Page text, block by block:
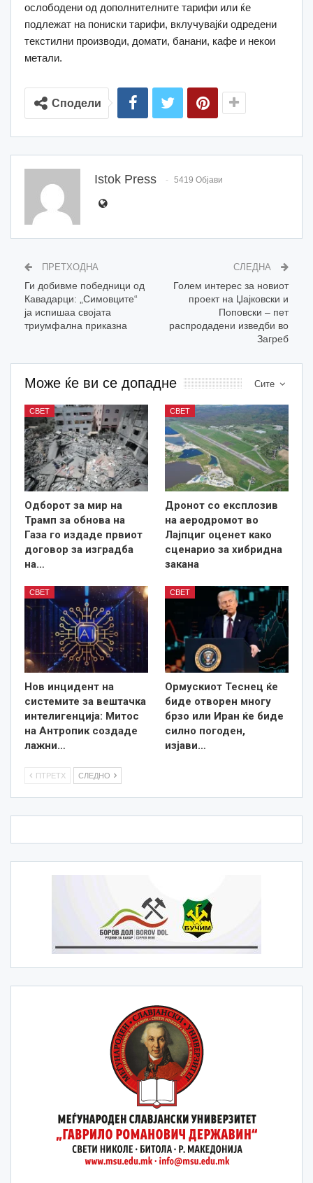
ослободени од дополнителните тарифи или ќе
подлежат на пониски тарифи, вклучувајќи одредени
текстилни производи, домати, банани, кафе и некои
метали.
Сподели
Istok Press 5419 Објави
ПРЕТХОДНА
Ги добивме победници од
Кавадарци: „Симовците“
ја испишаа својата
триумфална приказна
СЛЕДНА
Голем интерес за новиот
проект на Џајковски и
Поповски – пет
распродадени изведби во
Загреб
Сите
Може ќе ви се допадне
СВЕТ
Одборот за мир на
Трамп за обнова на
Газа го издаде првиот
договор за изградба
на…
СВЕТ
Дронот со експлозив
на аеродромот во
Лајпциг оценет како
сценарио за хибридна
закана
СВЕТ
Нов инцидент на
системите за вештачка
интелигенција: Митос
на Антропик создаде
лажни…
СВЕТ
Ормускиот Теснец ќе
биде отворен многу
брзо или Иран ќе биде
силно погоден,
изјави…
ПТРЕТХ СЛЕДНО